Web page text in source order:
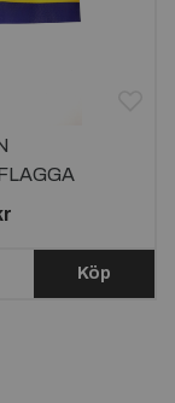
Köp